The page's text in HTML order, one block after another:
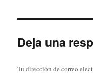
Deja una
Tu dirección de correo